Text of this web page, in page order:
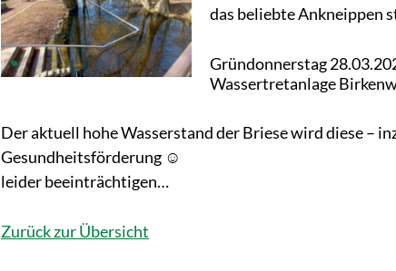
das beliebte Ankneippen
Gründonnerstag
Wassertretanlage
Der aktuell hohe Wasserstand der Briese wird diese –
Gesundheitsförderung ☺
leider beeinträchtigen…
Zurück zur Übersicht